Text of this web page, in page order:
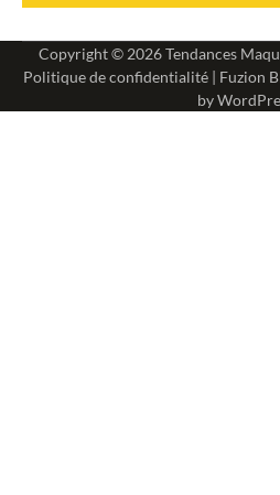
Copyright © 2026Tendances
Politique de confidentialité | Fuzion
by